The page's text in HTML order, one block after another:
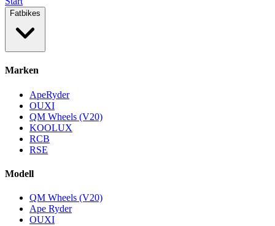
Fatbikes
Marken
ApeRyder
OUXI
QM Wheels (V20)
KOOLUX
RCB
RSE
Modell
QM Wheels (V20)
Ape Ryder
OUXI